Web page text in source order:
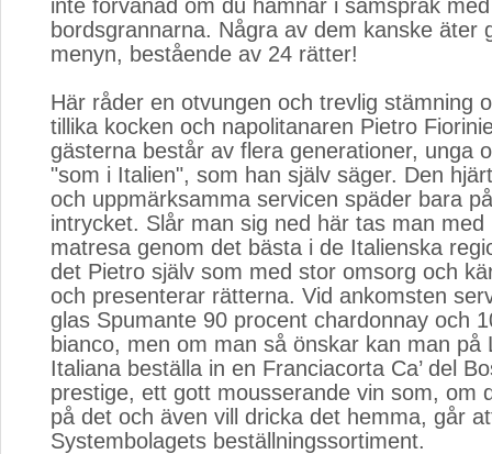
inte förvånad om du hamnar i samspråk med
bordsgrannarna. Några av dem kanske äter
menyn, bestående av 24 rätter!
Här råder en otvungen och trevlig stämning
tillika kocken och napolitanaren Pietro
gästerna består av flera generationer, unga
"som i Italien", som han själv säger. Den
och uppmärksamma servicen späder bara
intrycket. Slår man sig ned här tas man med
matresa genom det bästa i de Italienska
det Pietro själv som med stor omsorg och
och presenterar rätterna. Vid ankomsten
glas Spumante 90 procent chardonnay och
bianco, men om man så önskar kan man på
Italiana beställa in en Franciacorta Ca’ del
prestige, ett gott mousserande vin som, om
på det och även vill dricka det hemma, går
Systembolagets beställningssortiment.